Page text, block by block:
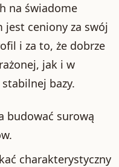
na świadome
jest ceniony za swój
i za to, że dobrze
jak i w
bazy.
budować surową
charakterystyczny